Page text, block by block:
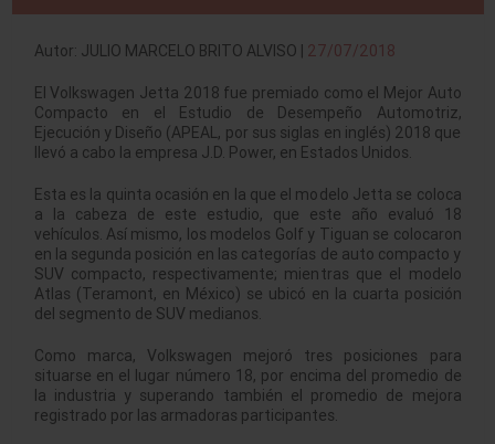
Autor: JULIO MARCELO BRITO ALVISO | 27/07/2018
El Volkswagen Jetta 2018 fue premiado como el Mejor Auto
Compacto en el Estudio de Desempeño Automotriz,
Ejecución y Diseño (APEAL, por sus siglas en inglés) 2018 que
llevó a cabo la empresa J.D. Power, en Estados Unidos.
Esta es la quinta ocasión en la que el modelo Jetta se coloca
a la cabeza de este estudio, que este año evaluó 18
vehículos. Así mismo, los modelos Golf y Tiguan se colocaron
en la segunda posición en las categorías de auto compacto y
SUV compacto, respectivamente; mientras que el modelo
Atlas (Teramont, en México) se ubicó en la cuarta posición
del segmento de SUV medianos.
Como marca, Volkswagen mejoró tres posiciones para
situarse en el lugar número 18, por encima del promedio de
la industria y superando también el promedio de mejora
registrado por las armadoras participantes.